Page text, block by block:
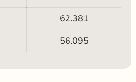
62.381
56.095